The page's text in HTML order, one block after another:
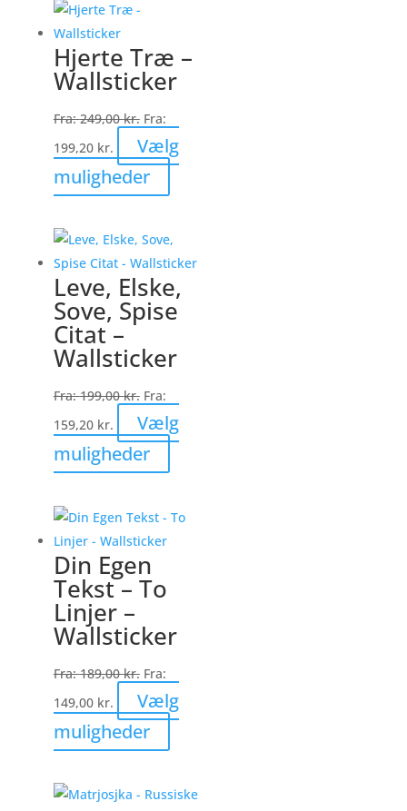
Mulighederne
kan
på
varesiden
Hjerte Træ –
Wallsticker
Fra:249,00kr. Fra:
199,20 kr.
Vælg
muligheder
vare
flere
varianter.
Mulighederne
kan
på
Leve, Elske,
Sove, Spise
Citat –
Wallsticker
Fra:199,00kr. Fra:
159,20 kr.
Vælg
muligheder
vare
flere
på
Din Egen
Tekst – To
Linjer –
Wallsticker
Fra:189,00kr. Fra:
149,00 kr.
Vælg
muligheder
vare
flere